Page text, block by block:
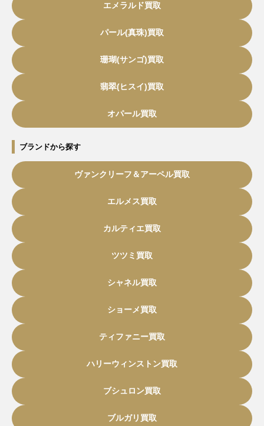
エメラルド買取
パール(真珠)買取
珊瑚(サンゴ)買取
翡翠(ヒスイ)買取
オパール買取
ブランドから探す
ヴァンクリーフ＆アーペル買取
エルメス買取
カルティエ買取
ツツミ買取
シャネル買取
ショーメ買取
ティファニー買取
ハリーウィンストン買取
ブシュロン買取
ブルガリ買取